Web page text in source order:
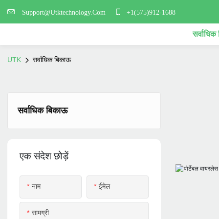
Support@Utktechnology.Com +1(575)912-1688
UTK सर्वाधिक बिकाऊ
सर्वाधिक बिकाऊ
एक संदेश छोड़ें
नाम ईमेल
सामग्री